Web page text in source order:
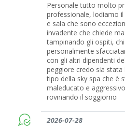
Personale tutto molto
professionale, lodiamo
e sala che sono
invadente che chiede
tampinando gli ospiti,
personalmente
con gli altri dipendenti
peggiore credo sia stata
tipo della sky spa che è
maleducato e
rovinando il soggiorno
2026-07-28